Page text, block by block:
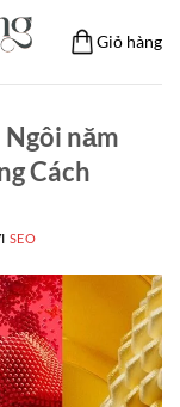
Giỏ hàng
năm
Cách
SEO